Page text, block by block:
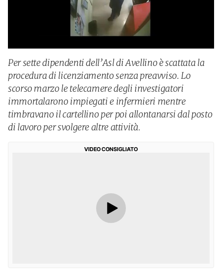
Per sette dipendenti dell’Asl di Avellino è scattata la
procedura di licenziamento senza preavviso. Lo
scorso marzo le telecamere degli investigatori
immortalarono impiegati e infermieri mentre
timbravano il cartellino per poi allontanarsi dal posto
di lavoro per svolgere altre attività.
VIDEO CONSIGLIATO